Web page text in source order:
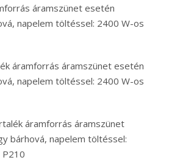
áramszünet esetén
napelem töltéssel: 2400 W-os
áramforrás áramszünet esetén
napelem töltéssel: 2400 W-os
áramforrás áramszünet
bárhová, napelem töltéssel: